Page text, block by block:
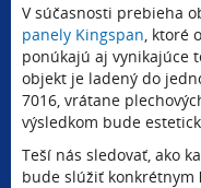
V súčasnosti prebieha
panely Kingspan, ktoré
ponúkajú aj vynikajúce
objekt je ladený do
7016, vrátane
výsledkom bude
Teší nás sledovať, ako
bude slúžiť konkrétnym